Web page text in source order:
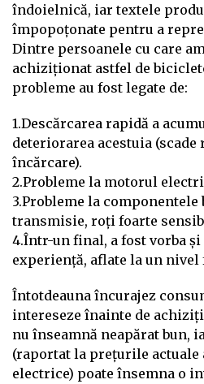
îndoielnică, iar textele
împopoțonate pentru a
Dintre persoanele cu care
achiziționat astfel de
probleme au fost legate de:
1.Descărcarea rapidă a
deteriorarea acestuia (scade
încărcare).
2.Probleme la motorul
3.Probleme la
transmisie, roți foarte
4.Într-un final, a fost vorba
experiență, aflate la un nivel
Întotdeauna încurajez
intereseze înainte de
nu înseamnă neapărat bun,
(raportat la prețurile
electrice) poate însemna o